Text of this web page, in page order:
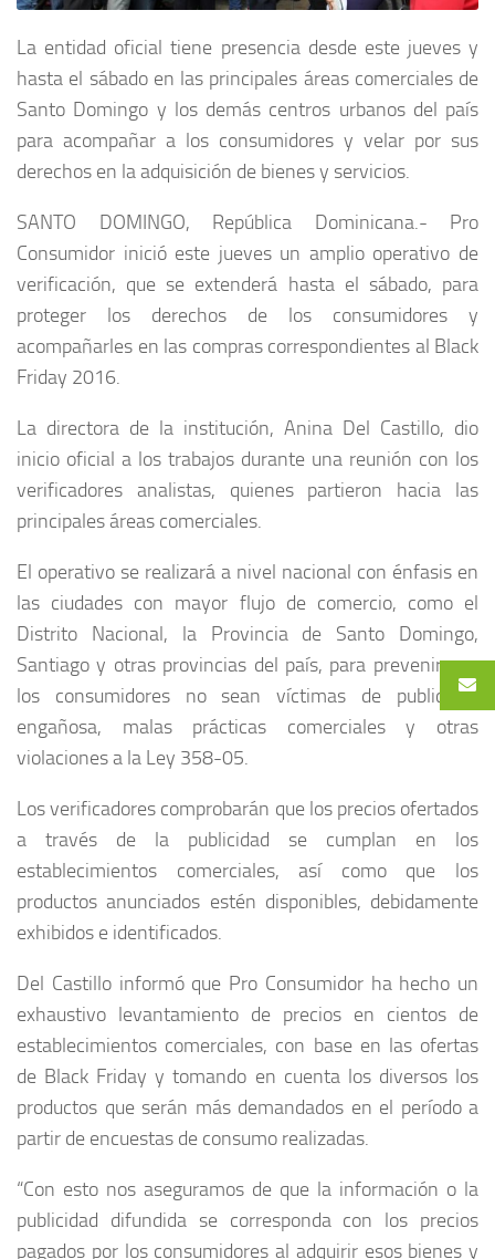
La entidad oficial tiene presencia desde este jueves y
hasta el sábado en las principales áreas comerciales de
Santo Domingo y los demás centros urbanos del país
para acompañar a los consumidores y velar por sus
derechos en la adquisición de bienes y servicios.
SANTO DOMINGO, República Dominicana.- Pro
Consumidor inició este jueves un amplio operativo de
verificación, que se extenderá hasta el sábado, para
proteger los derechos de los consumidores y
acompañarles en las compras correspondientes al Black
Friday 2016.
La directora de la institución, Anina Del Castillo, dio
inicio oficial a los trabajos durante una reunión con los
verificadores analistas, quienes partieron hacia las
principales áreas comerciales.
El operativo se realizará a nivel nacional con énfasis en
las ciudades con mayor flujo de comercio, como el
Distrito Nacional, la Provincia de Santo Domingo,
Santiago y otras provincias del país, para prevenir que
los consumidores no sean víctimas de publicidad
engañosa, malas prácticas comerciales y otras
violaciones a la Ley 358-05.
Los verificadores comprobarán que los precios ofertados
a través de la publicidad se cumplan en los
establecimientos comerciales, así como que los
productos anunciados estén disponibles, debidamente
exhibidos e identificados.
Del Castillo informó que Pro Consumidor ha hecho un
exhaustivo levantamiento de precios en cientos de
establecimientos comerciales, con base en las ofertas
de Black Friday y tomando en cuenta los diversos los
productos que serán más demandados en el período a
partir de encuestas de consumo realizadas.
“Con esto nos aseguramos de que la información o la
publicidad difundida se corresponda con los precios
pagados por los consumidores al adquirir esos bienes y